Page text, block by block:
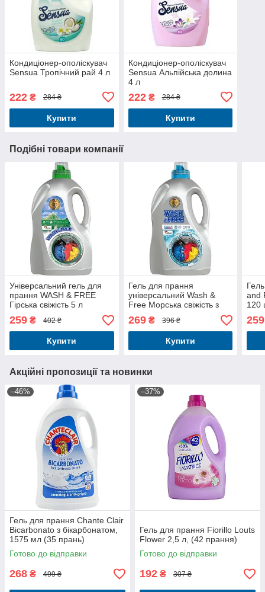
Кондиціонер-ополіскувач
Sensua Тропічний рай 4 л
222 ₴ 284 ₴
Купити
Кондиціонер-ополіскувач
Sensua Альпійська долина
4 л
222₴ 284 ₴
Купити
Подібні товари компанії
Універсальний гель для
прання WASH & FREE
Гірська свіжість 5 л
259 ₴ 402 ₴
Купити
Гель для прання
універсальний Wash &
Free Морська свіжість з
нотками мінеральної солі
5000 г
269₴ 396 ₴
Купити
and
120
259
Акційні пропозиції та новинки
–46%
Гель для прання Chante Clair
Bicarbonato з бікарбонатом,
1575 мл (35 прань)
Готово до відправки
268 ₴ 499 ₴
–37%
Гель для прання Fiorillo Louts
Flower 2,5 л, (42 прання)
Готово до відправки
192 ₴ 307 ₴